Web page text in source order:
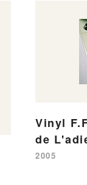
Vinyl
de
2005